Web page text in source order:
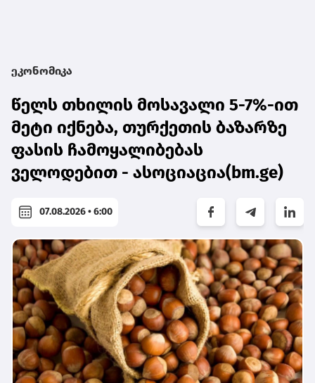
ეკონომიკა
წელს თხილის მოსავალი 5-7%-ით
მეტი იქნება, თურქეთის ბაზარზე
ფასის ჩამოყალიბებას
ველოდებით - ასოციაცია(bm.ge)
07.08.2026 • 6:00